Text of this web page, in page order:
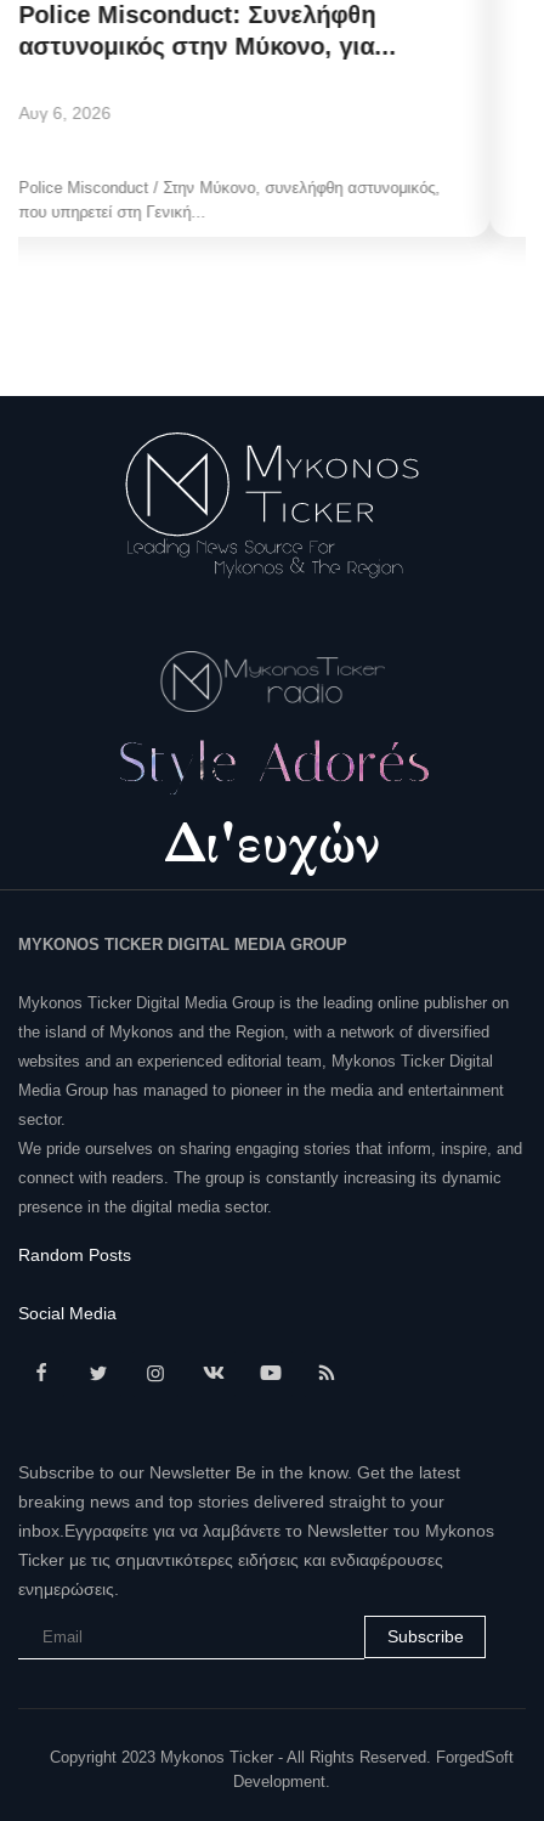
Μιλτιάδης Ατζαμόγλου (Ιδρυτής
«Πρωτοβουλία Δράσης»): «Μπράβο...
Αυγ 5, 2026
Η επίσημη θέση του ιδρυτή της «Πρωτοβουλίας Δράσης» και
πρώην Αντιδημάρχου Μυκόνου,...
MYKONOS TICKER DIGITAL MEDIA GROUP
Mykonos Ticker Digital Media Group is the leading online publisher on
the island of Mykonos and the Region, with a network of diversified
websites and an experienced editorial team, Mykonos Ticker Digital
Media Group has managed to pioneer in the media and entertainment
sector.
We pride ourselves on sharing engaging stories that inform, inspire, and
connect with readers. The group is constantly increasing its dynamic
presence in the digital media sector.
Random Posts
Social Media
Subscribe to our Newsletter Be in the know. Get the latest
breaking news and top stories delivered straight to your
inbox.Εγγραφείτε για να λαμβάνετε το Newsletter του Mykonos
Ticker με τις σημαντικότερες ειδήσεις και ενδιαφέρουσες
ενημερώσεις.
Subscribe
Copyright 2023 Mykonos Ticker - All Rights Reserved. ForgedSoft
Development.